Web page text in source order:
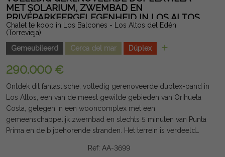
om zijn uitstekende microklimaat, en slechts 10 minuten rijden
van de beste stranden aan de Costa Blanca. Een modern huis,
klaar om in te trekken en met een groot potentieel om te
Juridische opmerking: kosten en belastingen zijn niet
juridisch bindend en kan fouten bevatten.
MET SOLARIUM, ZWEMBAD EN
PRIVÉPARKEERGELEGENHEID IN LOS ALTOS
Chalet te koop in Los Balcones - Los Altos del Edén
(Torrevieja)
Gemeubileerd
Cerca del mar Dúplex
290.000 €
Ontdek dit fantastische, volledig gerenoveerde duplex-pand in
Los Altos, een van de meest gewilde gebieden van Orihuela
Costa, gelegen in een wooncomplex met een
gemeenschappelijk zwembad en slechts 5 minuten van Punta
Prima en de bijbehorende stranden. Het terrein is verdeeld
van ongeveer 28 m² met onbelemmerd uitzicht en het
Ref: AA-3699